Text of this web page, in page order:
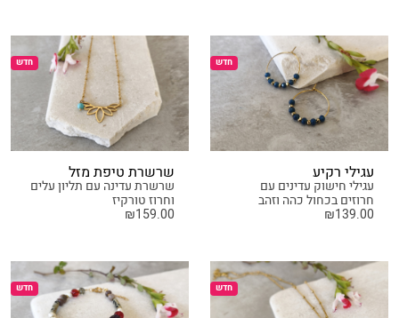
חדש
עגילי רקיע
עגילי חישוק עדינים עם
חרוזים בכחול כהה וזהב
₪139.00
חדש
שרשרת טיפת מזל
שרשרת עדינה עם תליון עלים
וחרוז טורקיז
₪159.00
חדש חדש